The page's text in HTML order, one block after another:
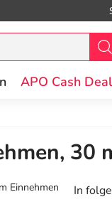
APO Cash
30
Einnehmen
In